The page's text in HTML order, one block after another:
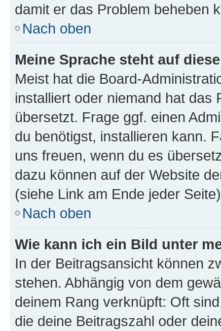
damit er das Problem beheben
Nach oben
Meine Sprache steht auf
Meist hat die Board-
installiert oder niemand hat das
übersetzt. Frage ggf. einen
du benötigst, installieren kann.
uns freuen, wenn du es
dazu können auf der Website
(siehe Link am Ende jeder
Nach oben
Wie kann ich ein Bild unter
In der Beitragsansicht können
stehen. Abhängig von dem
deinem Rang verknüpft: Oft
die deine Beitragszahl oder